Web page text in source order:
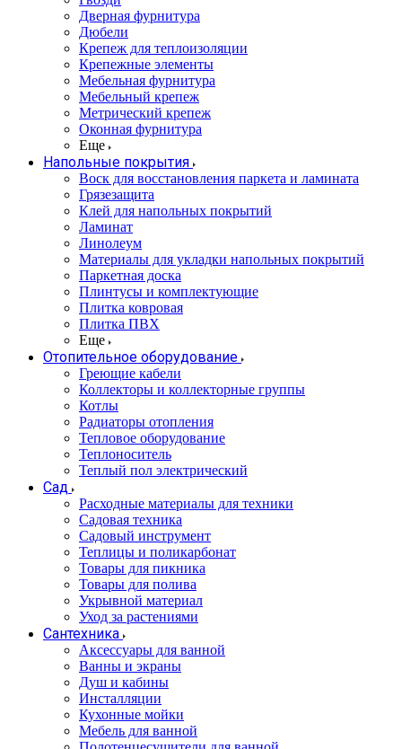
Дверная фурнитура
Дюбели
Крепеж для теплоизоляции
Крепежные элементы
Мебельная фурнитура
Мебельный крепеж
Метрический крепеж
Оконная фурнитура
Еще
Напольные покрытия
Воск для восстановления паркета и ламината
Грязезащита
Клей для напольных покрытий
Ламинат
Линолеум
Материалы для укладки напольных покрытий
Паркетная доска
Плинтусы и комплектующие
Плитка ковровая
Плитка ПВХ
Еще
Отопительное оборудование
Греющие кабели
Коллекторы и коллекторные группы
Котлы
Радиаторы отопления
Тепловое оборудование
Теплоноситель
Теплый пол электрический
Сад
Расходные материалы для техники
Садовая техника
Садовый инструмент
Теплицы и поликарбонат
Товары для пикника
Товары для полива
Укрывной материал
Уход за растениями
Сантехника
Аксессуары для ванной
Ванны и экраны
Душ и кабины
Инсталляции
Кухонные мойки
Мебель для ванной